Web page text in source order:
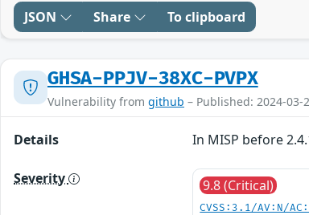
JSON Share To clipboard
GHSA-PPJV-38XC-PVPX
Vulnerability from github – Published: 2024-03-
Details In MISP before
Severity 9.8 (Critical)
CVSS:3.1/AV:N/